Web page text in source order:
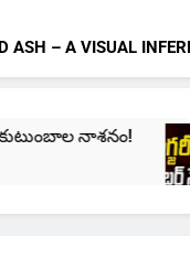
ASH – A VISUAL
1